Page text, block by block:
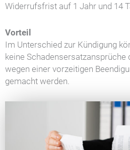
Widerrufsfrist auf 1 Jahr und 14
Vorteil
Im Unterschied zur Kündigung
keine Schadensersatzansprüche
wegen einer vorzeitigen
gemacht werden.